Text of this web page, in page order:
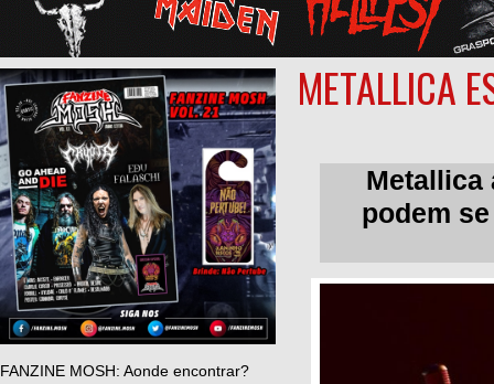
FANZINE MOSH: Aonde encontrar?
METALLICA
Metallica
podem